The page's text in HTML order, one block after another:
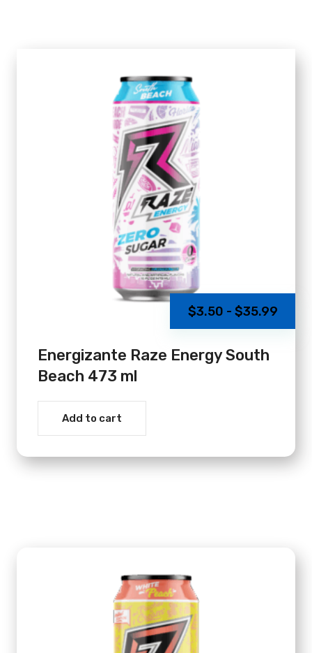
$3.50 - $35.99
de
Energizante Raze Energy South
Beach 473 ml
Add to cart